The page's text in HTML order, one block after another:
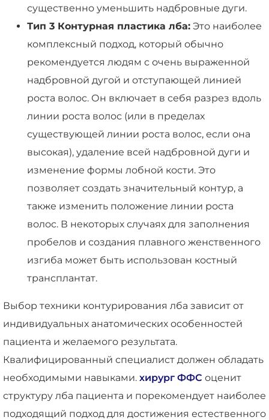
существенно уменьшить надбровные дуги.
Тип 3 Контурная пластика лба: Это наиболее
комплексный подход, который обычно
рекомендуется людям с очень выраженной
надбровной дугой и отступающей линией
роста волос. Он включает в себя разрез вдоль
линии роста волос (или в пределах
существующей линии роста волос, если она
высокая), удаление всей надбровной дуги и
изменение формы лобной кости. Это
позволяет создать значительный контур, а
также изменить положение линии роста
волос. В некоторых случаях для заполнения
пробелов и создания плавного женственного
изгиба может быть использован костный
трансплантат.
Выбор техники контурирования лба зависит от
индивидуальных анатомических особенностей
пациента и желаемого результата.
Квалифицированный специалист должен обладать
необходимыми навыками. хирург ФФС оценит
структуру лба пациента и порекомендует наиболее
подходящий подход для достижения естественного